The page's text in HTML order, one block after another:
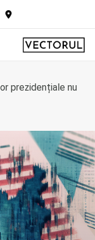
prezidențiale nu